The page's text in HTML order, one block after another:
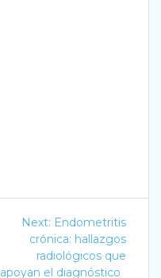
Next: Next
post:
Endometritis
crónica: hallazgos
radiológicos que
apoyan el diagnóstico